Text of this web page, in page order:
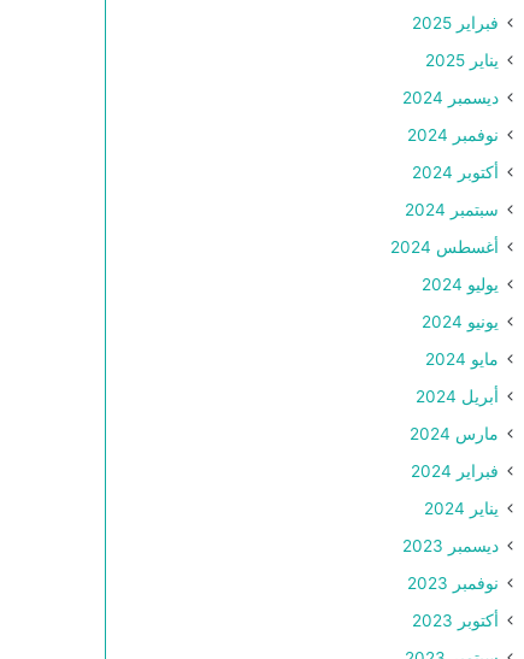
فبراير 2025
يناير 2025
ديسمبر 2024
نوفمبر 2024
أكتوبر 2024
سبتمبر 2024
أغسطس 2024
يوليو 2024
يونيو 2024
مايو 2024
أبريل 2024
مارس 2024
فبراير 2024
يناير 2024
ديسمبر 2023
نوفمبر 2023
أكتوبر 2023